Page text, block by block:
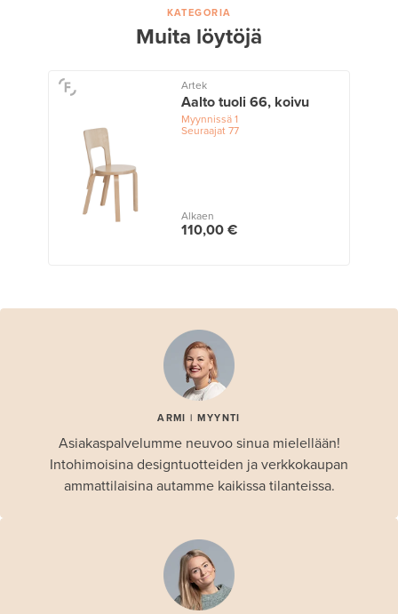
KATEGORIA
Muita löytöjä
Artek
Aalto tuoli 66, koivu
Myynnissä1
Seuraajat 77
Alkaen
110,00 €
ARMI | MYYNTI
Asiakaspalvelumme neuvoo sinua mielellään!
Intohimoisina designtuotteiden ja verkkokaupan
ammattilaisina autamme kaikissa tilanteissa.